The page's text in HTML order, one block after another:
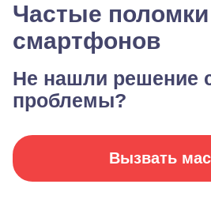
Частые поломки
смартфонов
Не нашли решение
проблемы?
Вызвать